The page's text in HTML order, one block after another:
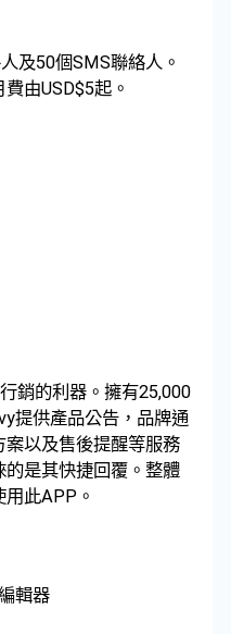
及50個SMS聯絡人。
由USD$5起。
銷的利器。擁有25,000
提供產品公告，品牌通
以及售後提醒等服務
是其快捷回覆。整體
此APP。
輯器